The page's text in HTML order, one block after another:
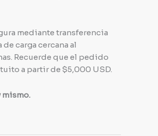
mediante transferencia
carga cercana al
Recuerde que el pedido
a partir de $5,000 USD.
mismo.